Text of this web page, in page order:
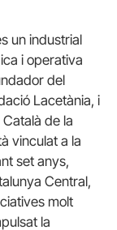
un industrial
i operativa
del
Lacetània, i
de la
vinculat a la
set anys,
Central,
molt
la